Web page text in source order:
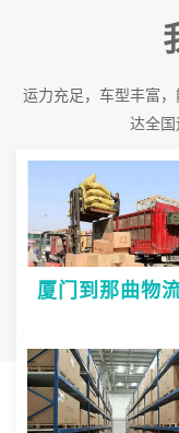
运力充足，车型丰富
达全国
厦门到那曲物